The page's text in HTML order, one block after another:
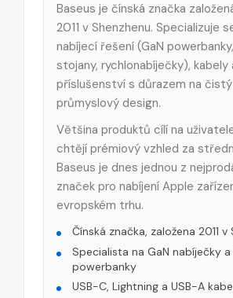
Baseus je čínská značka
2011 v Shenzhenu. Specializuje
nabíjecí řešení (GaN
stojany, rychlonabíječky), kabely
příslušenství s důrazem na čistý
průmyslový design.
Většina produktů cílí na
chtějí prémiový vzhled za
Baseus je dnes jednou z
značek pro nabíjení Apple
evropském trhu.
Čínská značka, založena 2011 v
Specialista na GaN nabíječky
powerbanky
USB-C, Lightning a USB-A